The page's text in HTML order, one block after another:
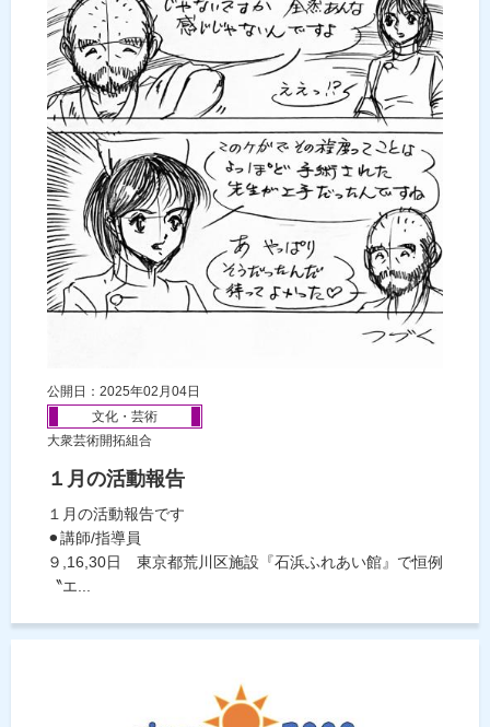
公開日：2025年02月04日
文化・芸術
大衆芸術開拓組合
１月の活動報告
１月の活動報告です
⚫︎講師/指導員
９,16,30日 東京都荒川区施設『石浜ふれあい館』で恒例
〝エ...